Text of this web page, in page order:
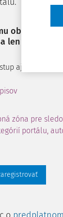
obsahu a
len
aj k
zóna pre
portálu,